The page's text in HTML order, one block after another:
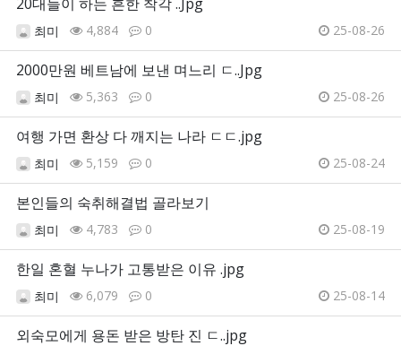
최미 4,884 0 25-08-26
2000만원 베트남에 보낸 며느리 ㄷ..Jpg
최미 5,363 0 25-08-26
여행 가면 환상 다 깨지는 나라 ㄷㄷ.jpg
최미 5,159 0 25-08-24
본인들의 숙취해결법 골라보기
최미 4,783 0 25-08-19
한일 혼혈 누나가 고통받은 이유 .jpg
최미 6,079 0 25-08-14
외숙모에게 용돈 받은 방탄 진 ㄷ..jpg